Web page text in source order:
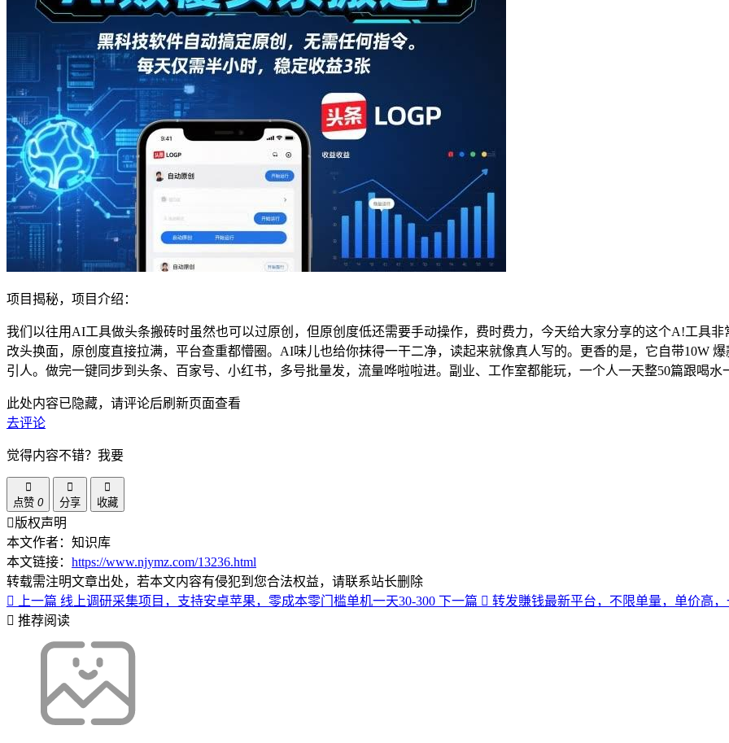
项目揭秘，项目介绍：
我们以往用AI工具做头条搬砖时虽然也可以过原创，但原创度低还需要手动操作，费时费力，今天给大家分享的这个A!工具
改头换面，原创度直接拉满，平台查重都懵圈。AI味儿也给你抹得一干二净，读起来就像真人写的。更香的是，它自带10W
引人。做完一键同步到头条、百家号、小红书，多号批量发，流量哗啦啦进。副业、工作室都能玩，一个人一天整50篇跟喝水
此处内容已隐藏，请评论后刷新页面查看
去评论
觉得内容不错？我要
点赞 0 分享 收藏
版权声明
本文作者：知识库
本文链接： https://www.njymz.com/13236.html
转载需注明文章出处，若本文内容有侵犯到您合法权益，请联系站长删除
上一篇 线上调研采集项目，支持安卓苹果，零成本零门槛单机一天30-300 下一篇
转发賺钱最新平台，不限单量，单价高，
推荐阅读